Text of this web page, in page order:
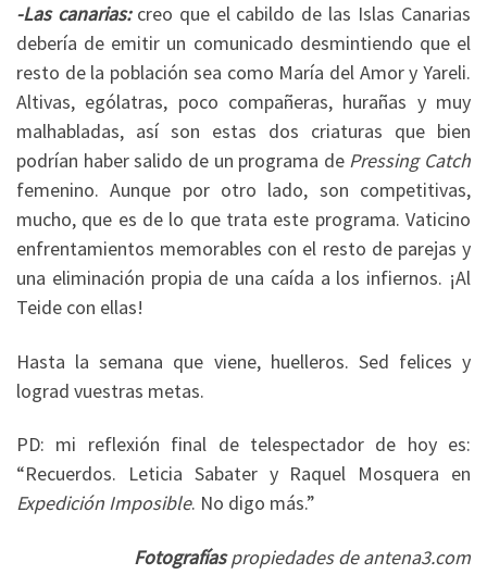
-Las canarias:creo que el cabildo de las Islas Canarias
debería de emitir un comunicado desmintiendo que el
resto de la población sea como María del Amor y Yareli.
Altivas, ególatras, poco compañeras, hurañas y muy
malhabladas, así son estas dos criaturas que bien
podrían haber salido de un programa de Pressing Catch
femenino. Aunque por otro lado, son competitivas,
mucho, que es de lo que trata este programa. Vaticino
enfrentamientos memorables con el resto de parejas y
una eliminación propia de una caída a los infiernos. ¡Al
Teide con ellas!
Hasta la semana que viene, huelleros. Sed felices y
lograd vuestras metas.
PD: mi reflexión final de telespectador de hoy es:
“Recuerdos. Leticia Sabater y Raquel Mosquera en
Expedición Imposible. No digo más.”
Fotografíaspropiedades de antena3.com